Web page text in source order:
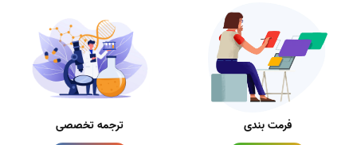
فرمت بندی ترجمه تخصصی